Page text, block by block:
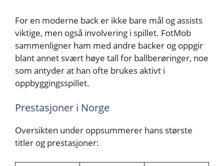
For en moderne back er ikke bare mål og assists
viktige, men også involvering i spillet. FotMob
sammenligner ham med andre backer og oppgir
blant annet svært høye tall for ballberøringer, noe
som antyder at han ofte brukes aktivt i
oppbyggingsspillet.
Prestasjoner i Norge
Oversikten under oppsummerer hans største
titler og prestasjoner: